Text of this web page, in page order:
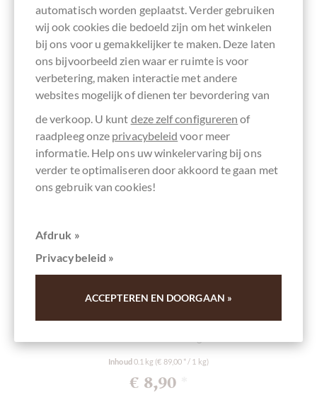
Toebehoren
Inhoud 0.1 kg (€ 89,00 * / 1 kg)
€ 8,90
automatisch worden geplaatst. Verder gebruiken
wij ook cookies die bedoeld zijn om het winkelen
bij ons voor u gemakkelijker te maken. Deze laten
ons bijvoorbeeld zien waar er ruimte is voor
verbetering, maken interactie met andere
websites mogelijk of dienen ter bevordering van
de verkoop. U kunt deze zelf configureren of
raadpleeg onze privacybeleid voor meer
informatie. Help ons uw winkelervaring bij ons
verder te optimaliseren door akkoord te gaan met
ons gebruik van cookies!
Afdruk »
Privacybeleid »
ACCEPTEREN EN DOORGAAN »